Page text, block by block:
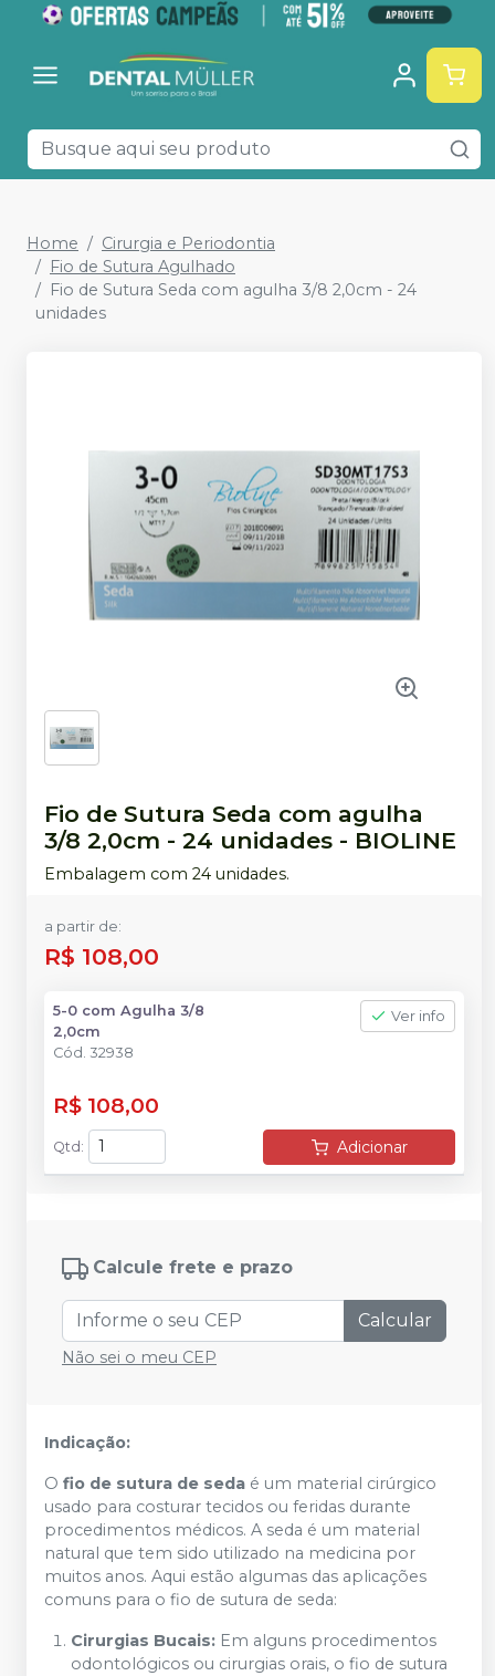
Home
Cirurgia e Periodontia
Fio de Sutura Agulhado
Fio de Sutura Seda com agulha 3/8 2,0cm - 24
unidades
Fio de Sutura Seda com agulha
3/8 2,0cm - 24 unidades - BIOLINE
Embalagem com 24 unidades.
a partir de:
R$ 108,00
5-0 com Agulha 3/8
2,0cm
Cód. 32938
Ver info
R$ 108,00
Qtd : Adicionar
Calcule frete e prazo
Calcular
Não sei o meu CEP
Indicação:
O fio de sutura de seda é um material cirúrgico
usado para costurar tecidos ou feridas durante
procedimentos médicos. A seda é um material
natural que tem sido utilizado na medicina por
muitos anos. Aqui estão algumas das aplicações
comuns para o fio de sutura de seda:
Cirurgias Bucais: Em alguns procedimentos
odontológicos ou cirurgias orais, o fio de sutura